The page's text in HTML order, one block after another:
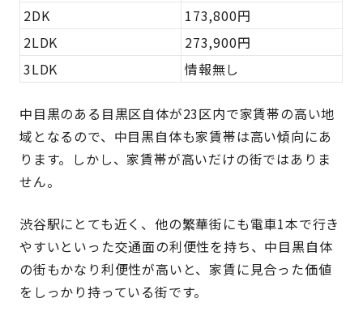
2DK
173,800円
2LDK
273,900円
3LDK
情報無し
中目黒のある目黒区自体が23区内で家賃帯の高い地
域となるので、中目黒自体も家賃帯は高い傾向にあ
ります。しかし、家賃帯が高いだけの街ではありま
せん。
渋谷駅にとても近く、他の繁華街にも電車1本で行き
やすいといった交通面の利便性を持ち、中目黒自体
の街もかなり利便性が高いと、家賃に見合った価値
をしっかり持っている街です。